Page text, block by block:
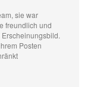
sie war
freundlich und
Posten